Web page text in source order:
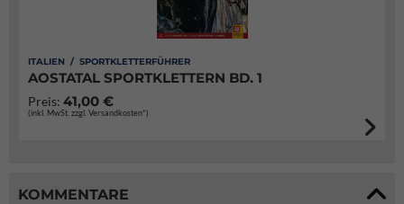
ITALIEN / SPORTKLETTERFÜHRER
AOSTATAL SPORTKLETTERN BD. 1
Preis: 41,00 €
(inkl. MwSt. zzgl. Versandkosten*)
KOMMENTARE